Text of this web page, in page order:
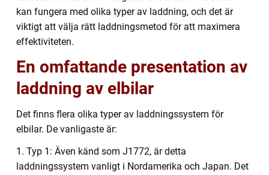
kan fungera med olika typer av laddning, och det är
viktigt att välja rätt laddningsmetod för att maximera
effektiviteten.
En omfattande presentation av
laddning av elbilar
Det finns flera olika typer av laddningssystem för
elbilar. De vanligaste är:
1. Typ 1: Även känd som J1772, är detta
laddningssystem vanligt i Nordamerika och Japan. Det